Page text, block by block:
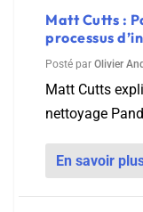
Matt Cutts :
processus
Posté par Olivier
Matt Cutts
nettoyage
En savoir